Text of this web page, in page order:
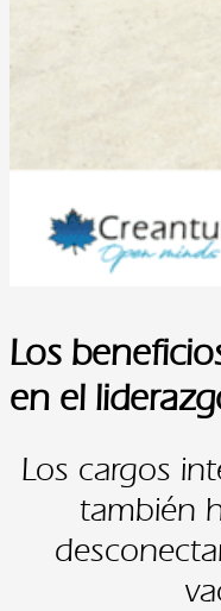
Los
en el
Los cargos
también